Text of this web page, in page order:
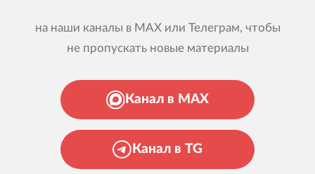
на наши каналы в MAX или Телеграм, чтобы
не пропускать новые материалы
Канал в MAX
Канал в TG